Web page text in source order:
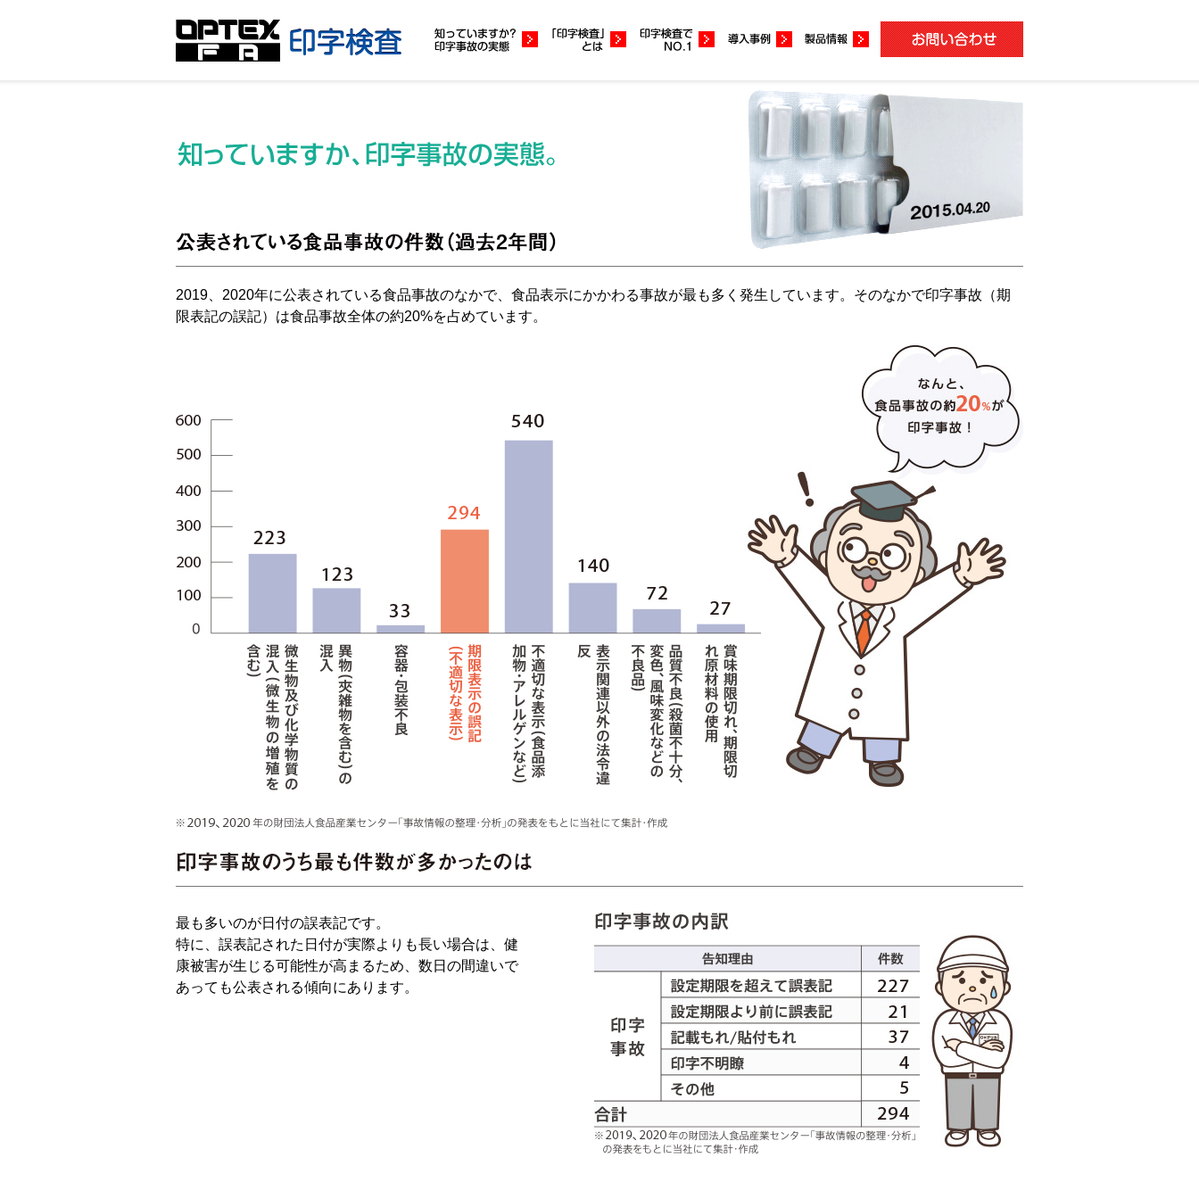
2019、2020年に公表されている食品事故のなかで、食品表示にかかわる事故が最も多く発生しています。そのなかで印字事故（期
限表記の誤記）は食品事故全体の約20%を占めています。
最も多いのが日付の誤表記です。
特に、誤表記された日付が実際よりも長い場合は、健
康被害が生じる可能性が高まるため、数日の間違いで
あっても公表される傾向にあります。